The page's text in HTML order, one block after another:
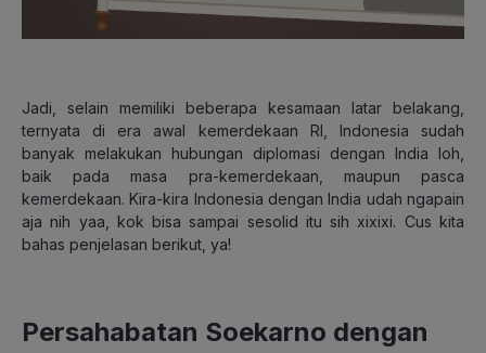
Jadi, selain memiliki beberapa kesamaan latar belakang,
ternyata di era awal kemerdekaan RI, Indonesia sudah
banyak melakukan hubungan diplomasi dengan India loh,
baik pada masa pra-kemerdekaan, maupun pasca
kemerdekaan. Kira-kira Indonesia dengan India udah ngapain
aja nih yaa, kok bisa sampai sesolid itu sih xixixi. Cus kita
bahas penjelasan berikut, ya!
Persahabatan Soekarno dengan